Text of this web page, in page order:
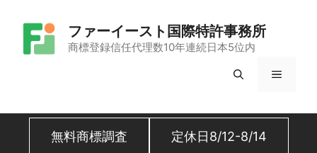
ファーイースト国際特許事務所
商標登録信任代理数10年連続日本5位内
メ
無料商標調査 定休日8/12-8/14